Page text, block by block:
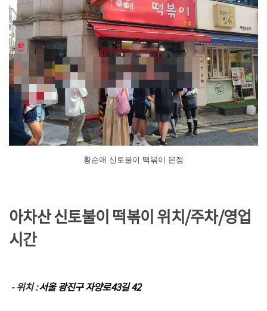
황순애 신토불이 떡볶이 본점
아차산 신토불이 떡볶이 위치/주차/영업
시간
- 위치 :서울 광진구 자양로43길 42